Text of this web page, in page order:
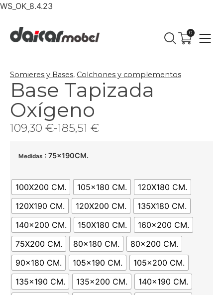
WS_OK_8.4.23
0
Somieres y Bases, Colchones y complementos
Base Tapizada
Oxígeno
109,30 €-185,51 €
Medidas : 75x190CM.
100X200 CM. 105x180 CM.
120X180 CM.
120X190 CM.
120X200 CM.
135X180 CM.
140x200 CM.
150X180 CM.
160x200 CM.
75X200 CM.
80x180 CM.
80x200 CM.
90x180 CM.
105x190 CM.
105x200 CM.
135x190 CM.
135x200 CM.
140x190 CM.